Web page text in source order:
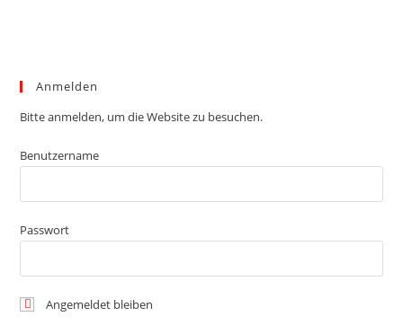
Anmelden
Bitte anmelden, um die Website zu besuchen.
Benutzername
Passwort
Angemeldet bleiben